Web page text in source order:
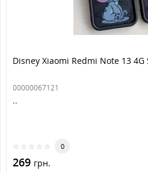
Disney Xiaomi Redmi Note 13
00000067121
..
0
269 грн.